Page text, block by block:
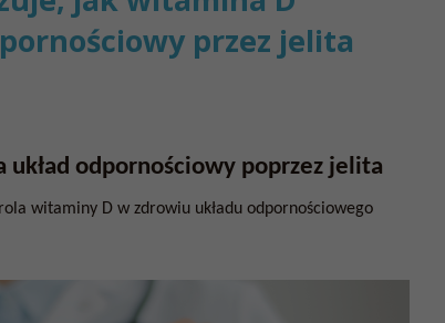
przez jelita
odpornościowy poprzez jelita
witaminy D w zdrowiu układu odpornościowego